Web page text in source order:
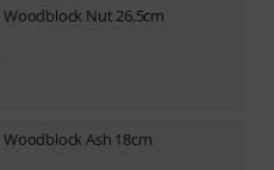
Woodblock Nut 26,5cm
Woodblock Ash 18cm